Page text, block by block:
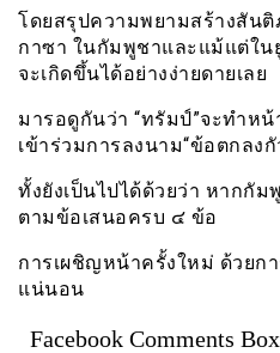
โดยสรุปความพยามสร้างสันติ
กาซา ในกัมพูชาและแม้แต่ใน
จะเกิดขึ้นได้อย่างง่ายดายเลย
มารอดูกันว่า “ทรัมป์”จะทำห
เข้าร่วมการลงนาม“ข้อตกลงกั
ทั้งยังเป็นไปได้ด้วยว่า หากกั
ตามข้อเสนอครบ ๔ ข้อ
การเผชิญหน้าครั้งใหม่ ด้วยก
แน่นอน
Facebook Comments Box